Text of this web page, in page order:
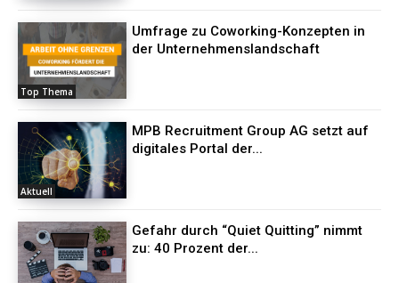
Top Thema
Umfrage zu Coworking-Konzepten in
der Unternehmenslandschaft
Aktuell
MPB Recruitment Group AG setzt auf
digitales Portal der...
Gefahr durch “Quiet Quitting” nimmt
zu: 40 Prozent der...